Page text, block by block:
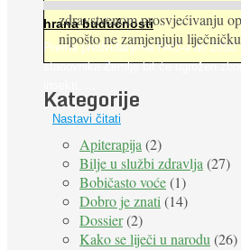
hrana budućnosti
Prema predviđanjima FAO-a do
stanovnika Zemlje bit će ugrožen
Nastavi čitati
zdravstvenom prosvjećivanju
nipošto ne zamjenjuju
Kategorije
Apiterapija (2)
Bilje u službi zdravlja (27)
Bobičasto voće(1)
Dobro je znati (14)
Dossier(2)
Kako se liječi u narodu (26)